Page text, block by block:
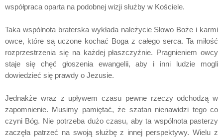
współpraca oparta na podobnej wizji służby w Kościele.
Taka wspólnota braterska wykłada należycie Słowo Boże i karmi
owce, które są uczone kochać Boga z całego serca. Ta miłość
rozprzestrzenia się na każdej płaszczyźnie. Pragnieniem owcy
staje się chęć głoszenia ewangelii, aby i inni ludzie mogli
dowiedzieć się prawdy o Jezusie.
Jednakże wraz z upływem czasu pewne rzeczy odchodzą w
zapomnienie. Musimy pamiętać, że szatan nienawidzi tego co
czyni Bóg. Nie potrzeba dużo czasu, aby ta wspólnota pasterzy
zaczęła patrzeć na swoją służbę z innej perspektywy. Wielu z